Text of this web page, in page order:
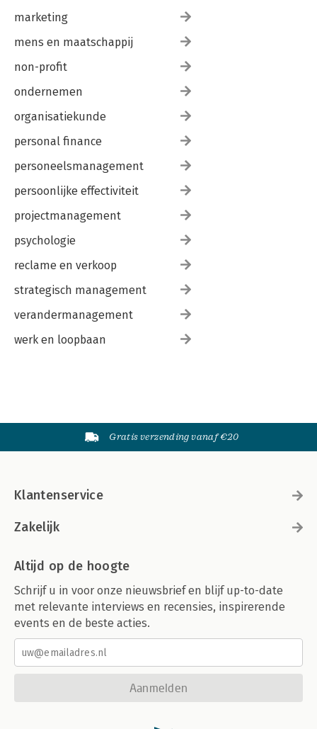
marketing
mens en maatschappij
non-profit
ondernemen
organisatiekunde
personal finance
personeelsmanagement
persoonlijke effectiviteit
projectmanagement
psychologie
reclame en verkoop
strategisch management
verandermanagement
werk en loopbaan
Gratis verzending vanaf €20
Klantenservice
Zakelijk
Altijd op de hoogte
Schrijf u in voor onze nieuwsbrief en blijf up-to-date
met relevante interviews en recensies, inspirerende
events en de beste acties.
Aanmelden